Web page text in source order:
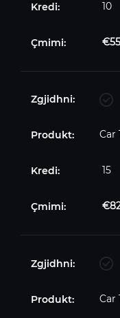
10
€55
Car
15
€
Car